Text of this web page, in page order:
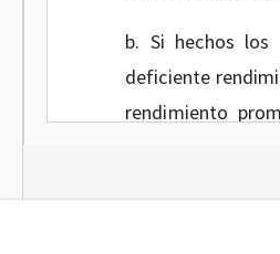
b. Si hechos los
deficiente
rendimiento
c. Si el patrono